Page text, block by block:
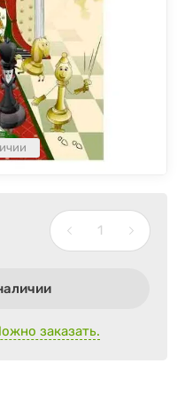
заказать.